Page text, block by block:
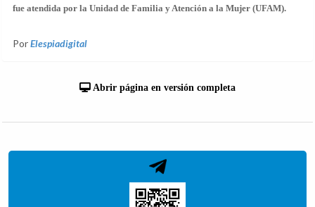
fue atendida por la Unidad de Familia y Atención a la Mujer (UFAM).
PorElespiadigital
Abrir página en versión completa